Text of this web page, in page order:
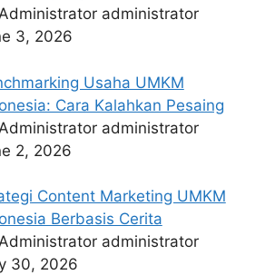
administrator
3, 2026
Usaha UMKM
Cara Kalahkan Pesaing
administrator
2, 2026
Content Marketing UMKM
Berbasis Cerita
administrator
30, 2026